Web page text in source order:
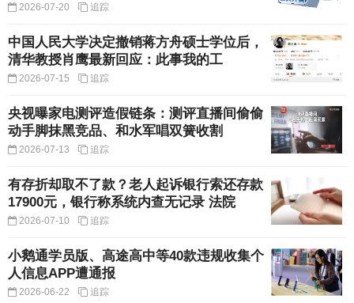
2026-07-20 追踪
中国人民大学决定撤销蒋方舟硕士学位后，
清华教授肖鹰最新回应：此事我的工
2026-07-15 追踪
央视曝家电测评造假链条：测评直播间偷偷
动手脚抹黑竞品、和水军唱双簧收割
2026-07-13 追踪
有存折却取不了款？老人起诉银行索还存款
17900元，银行称系统内查无记录 法院
2026-07-10 追踪
小鹅通学员版、高途高中等40款违规收集个
人信息APP遭通报
2026-06-22 追踪